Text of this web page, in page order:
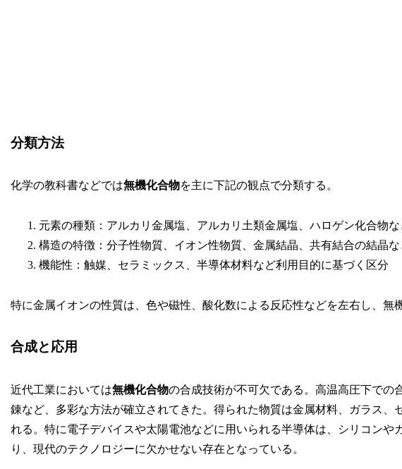
分類方法
化学の教科書などでは無機化合物を主に下記の観点で分類する。
元素の種類：アルカリ金属塩、アルカリ土類金属塩、ハロゲン化合物な
構造の特徴：分子性物質、イオン性物質、金属結晶、共有結合の結晶な
機能性：触媒、セラミックス、半導体材料など利用目的に基づく区分
特に金属イオンの性質は、色や磁性、酸化数による反応性などを左右し、無
合成と応用
近代工業においては無機化合物の合成技術が不可欠である。高温高圧下での
錬など、多彩な方法が確立されてきた。得られた物質は金属材料、ガラス、
れる。特に電子デバイスや太陽電池などに用いられる半導体は、シリコンや
り、現代のテクノロジーに欠かせない存在となっている。